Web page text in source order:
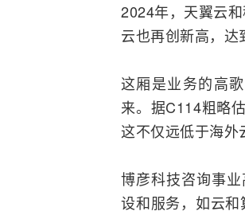
2024年，天翼云
云也再创新高，达
这厢是业务的高
来。据C114粗略
这不仅远低于海外
博彦科技咨询事
设和服务，如云